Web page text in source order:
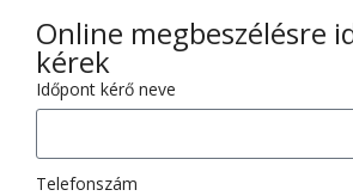
Online megbeszélésre
kérek
Időpont kérő neve
Telefonszám